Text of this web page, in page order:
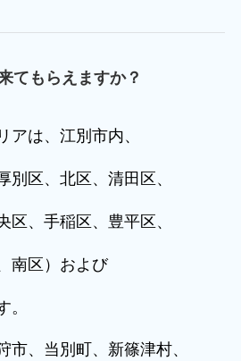
てもらえますか？
アは、江別市内、
別区、北区、清田区、
区、手稲区、豊平区、
南区）および
市、当別町、新篠津村、